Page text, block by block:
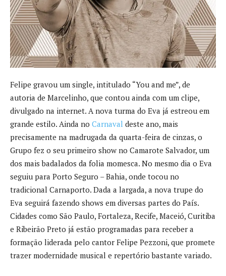
Felipe gravou um single, intitulado “You and me”, de
autoria de Marcelinho, que contou ainda com um clipe,
divulgado na internet. A nova turma do Eva já estreou em
grande estilo. Ainda no Carnaval deste ano, mais
precisamente na madrugada da quarta-feira de cinzas, o
Grupo fez o seu primeiro show no Camarote Salvador, um
dos mais badalados da folia momesca. No mesmo dia o Eva
seguiu para Porto Seguro – Bahia, onde tocou no
tradicional Carnaporto. Dada a largada, a nova trupe do
Eva seguirá fazendo shows em diversas partes do País.
Cidades como São Paulo, Fortaleza, Recife, Maceió, Curitiba
e Ribeirão Preto já estão programadas para receber a
formação liderada pelo cantor Felipe Pezzoni, que promete
trazer modernidade musical e repertório bastante variado.